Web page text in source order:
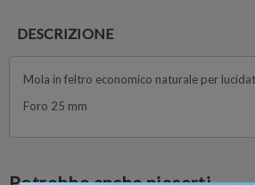
DESCRIZIONE
Mola in feltro economico naturale per
Foro 25 mm